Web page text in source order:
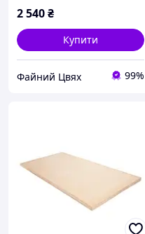
2 540₴
Купити
Файний Цвях 99%